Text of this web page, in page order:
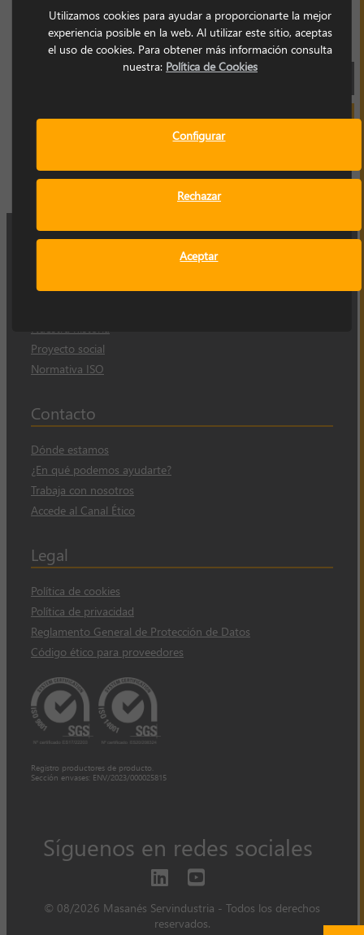
máquinas de producción costosas. La fuerza
magnética permanente no se degrada y está
garantizada durante décadas.
SOLICITAR INFORMACIÓN
Proyecto social
Normativa ISO
Contacto
Dónde estamos
¿En qué podemos ayudarte?
Trabaja con nosotros
Accede al Canal Ético
Legal
Política de cookies
Política de privacidad
Reglamento General de Protección de Datos
Código ético para proveedores
Registro productores de producto.
Sección envases: ENV/2023/000025815
Síguenos en redes sociales
© 08/2026 Masanés Servindustria - Todos los derechos
reservados.
Utilizamos cookies para ayudar a proporcionarte la mejor
experiencia posible en la web. Al utilizar este sitio, aceptas
el uso de cookies. Para obtener más información consulta
nuestra: Política de Cookies
Configurar
Rechazar
Aceptar